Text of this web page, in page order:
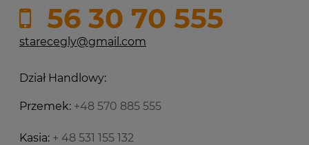
56 30 70 555
starecegly@gmail.com
Dział Handlowy:
Przemek: +48 570 885 555
Kasia: + 48 531 155 132